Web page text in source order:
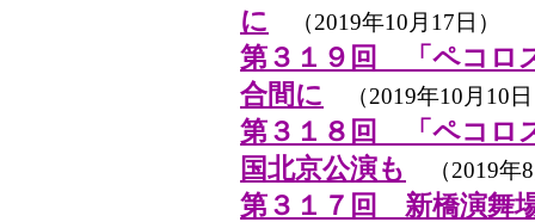
に （2019年10月17日）
第３１９回 「ペコロ
合間に （2019年10月10
第３１８回 「ペコロ
国北京公演も
（2019年
第３１７回 新橋演舞